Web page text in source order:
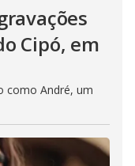
Cipó, em
como André, um